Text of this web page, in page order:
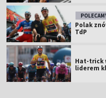
Polak
TdP
Hat-trick
liderem